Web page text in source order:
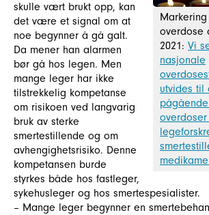
overdose
2021: Vi
nasjonale
utvides til
skulle vært brukt opp, kan
det være et signal om at
noe begynner å gå galt.
Da mener han alarmen
bør gå hos legen. Men
mange leger har ikke
tilstrekkelig kompetanse
om risikoen ved langvarig
bruk av sterke
smertestillende og om
avhengighetsrisiko. Denne
kompetansen burde
styrkes både hos fastleger,
sykehusleger og hos smertespesialister.
– Mange leger begynner en